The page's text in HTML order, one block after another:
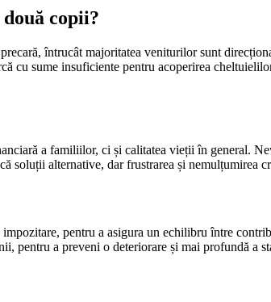
copii?
întrucât majoritatea veniturilor sunt
cu sume insuficiente pentru acoperirea
a familiilor, ci și calitatea vieții în general.
soluții alternative, dar frustrarea și nemulțumirea
pentru a asigura un echilibru între
pentru a preveni o deteriorare și mai profundă a